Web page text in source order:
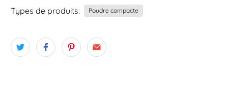
Types de produits: Poudre compacte